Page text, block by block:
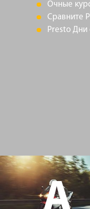
Очные
Сравните
Presto